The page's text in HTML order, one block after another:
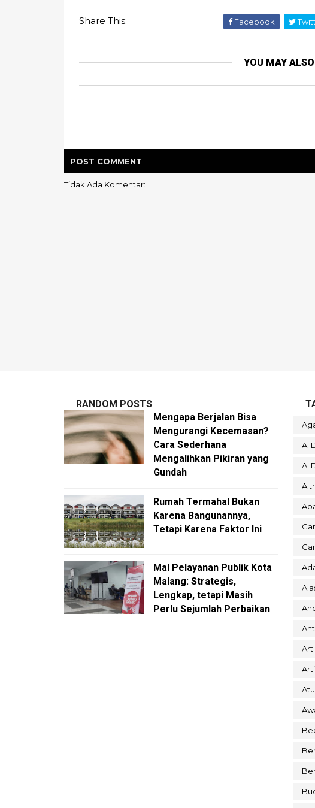
Share This: Facebook
YOU MAY
POST COMMENT
Tidak Ada Komentar:
RANDOM POSTS
Mengapa Berjalan Bisa
Mengurangi Kecemasan?
Cara Sederhana
Mengalihkan Pikiran yang
Gundah
Rumah Termahal Bukan
Karena Bangunannya,
Tetapi Karena Faktor Ini
Mal Pelayanan Publik Kota
Malang: Strategis,
Lengkap, tetapi Masih
Perlu Sejumlah Perbaikan
AI
AI